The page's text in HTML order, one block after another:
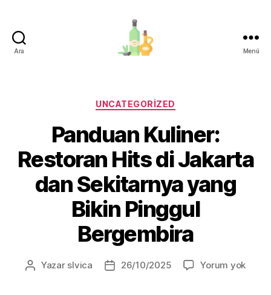
Ara Menü
Kategoriler
UNCATEGORIZED
Panduan Kuliner:
Restoran Hits di Jakarta
dan Sekitarnya yang
Bikin Pinggul
Bergembira
Yazının
Yazar slvica
Yazı26/10/2025 Yorum yok